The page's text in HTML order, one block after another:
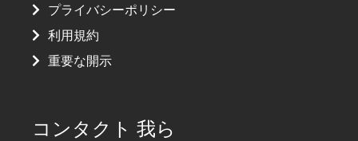
プライバシーポリシー
利用規約
重要な開示
コンタクト 我ら